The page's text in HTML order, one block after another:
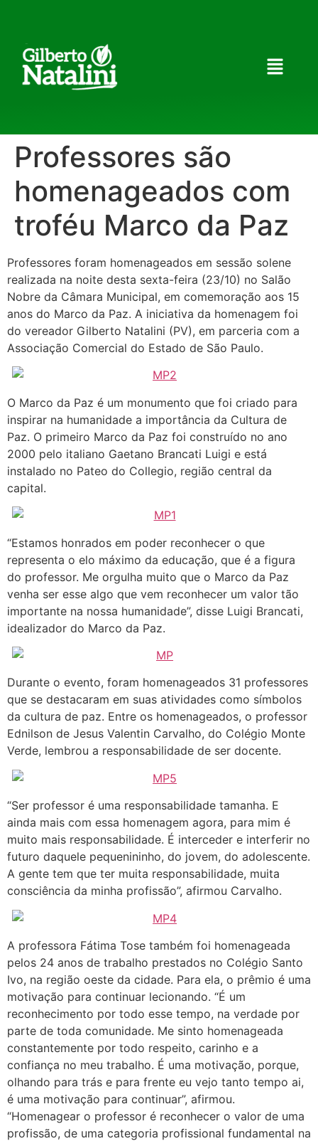
Professores são
homenageados com
troféu Marco da Paz
Professores foram homenageados em sessão solene
realizada na noite desta sexta-feira (23/10) no Salão
Nobre da Câmara Municipal, em comemoração aos 15
anos do Marco da Paz. A iniciativa da homenagem foi
do vereador Gilberto Natalini (PV), em parceria com a
Associação Comercial do Estado de São Paulo.
O Marco da Paz é um monumento que foi criado para
inspirar na humanidade a importância da Cultura de
Paz. O primeiro Marco da Paz foi construído no ano
2000 pelo italiano Gaetano Brancati Luigi e está
instalado no Pateo do Collegio, região central da
capital.
“Estamos honrados em poder reconhecer o que
representa o elo máximo da educação, que é a figura
do professor. Me orgulha muito que o Marco da Paz
venha ser esse algo que vem reconhecer um valor tão
importante na nossa humanidade”, disse Luigi Brancati,
idealizador do Marco da Paz.
Durante o evento, foram homenageados 31 professores
que se destacaram em suas atividades como símbolos
da cultura de paz. Entre os homenageados, o professor
Ednilson de Jesus Valentin Carvalho, do Colégio Monte
Verde, lembrou a responsabilidade de ser docente.
“Ser professor é uma responsabilidade tamanha. E
ainda mais com essa homenagem agora, para mim é
muito mais responsabilidade. É interceder e interferir no
futuro daquele pequenininho, do jovem, do adolescente.
A gente tem que ter muita responsabilidade, muita
consciência da minha profissão”, afirmou Carvalho.
A professora Fátima Tose também foi homenageada
pelos 24 anos de trabalho prestados no Colégio Santo
Ivo, na região oeste da cidade. Para ela, o prêmio é uma
motivação para continuar lecionando. “É um
reconhecimento por todo esse tempo, na verdade por
parte de toda comunidade. Me sinto homenageada
constantemente por todo respeito, carinho e a
confiança no meu trabalho. É uma motivação, porque,
olhando para trás e para frente eu vejo tanto tempo ai,
é uma motivação para continuar”, afirmou.
“Homenagear o professor é reconhecer o valor de uma
profissão, de uma categoria profissional fundamental na